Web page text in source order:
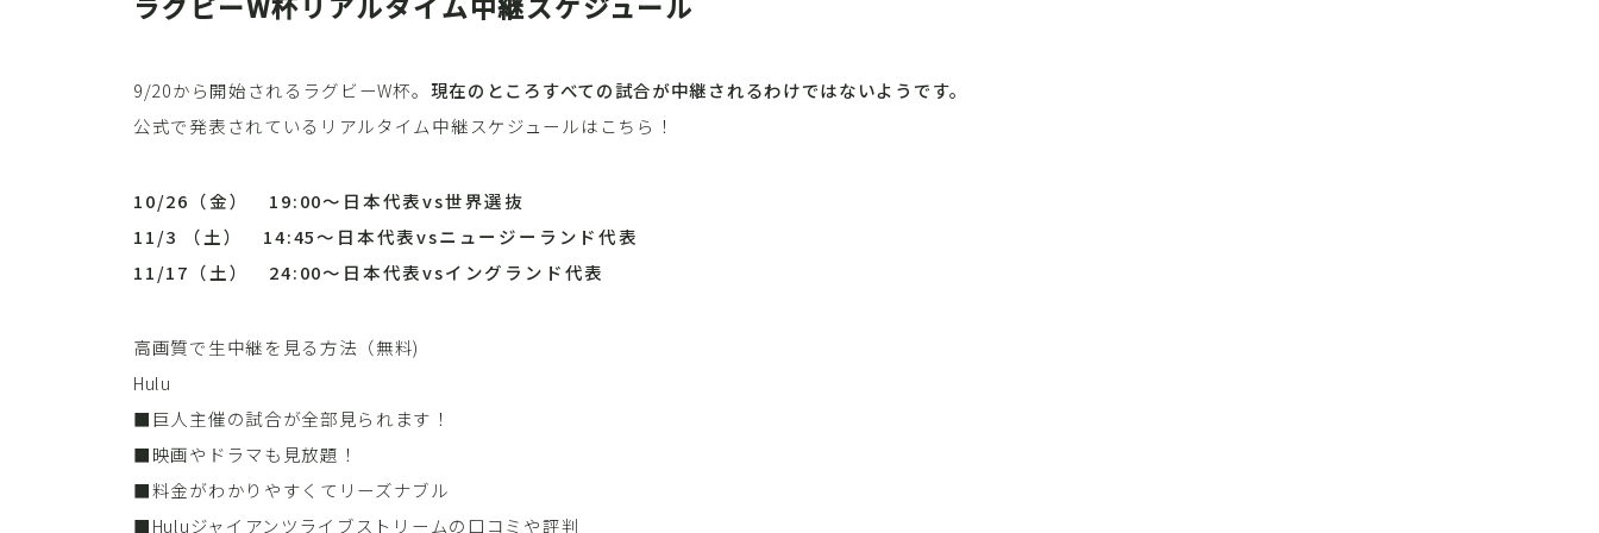
9/20から開始されるラグビーW杯。 現在のところすべての試合が中継されるわけではないようです。
公式で発表されているリアルタイム中継スケジュールはこちら！
10/26（金） 19:00～日本代表vs世界選抜
11/3 （土） 14:45～日本代表vsニュージーランド代表
11/17（土） 24:00～日本代表vsイングランド代表
高画質で生中継を見る方法（無料)
Hulu
■巨人主催の試合が全部見られます！
■映画やドラマも見放題！
■料金がわかりやすくてリーズナブル
■Huluジャイアンツライブストリームの口コミや評判